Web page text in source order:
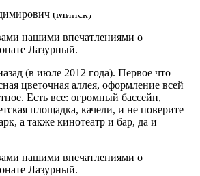
(Минск)
нашими впечатлениями о
Лазурный.
(в июле 2012 года). Первое что
цветочная аллея, оформление всей
Есть все: огромный бассейн,
площадка, качели, и не поверите
а также кинотеатр и бар, да и
нашими впечатлениями о
Лазурный.